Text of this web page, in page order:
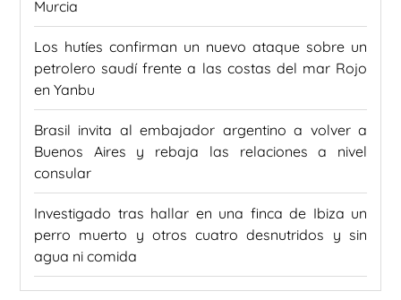
Murcia
Los hutíes confirman un nuevo ataque sobre un
petrolero saudí frente a las costas del mar Rojo
en Yanbu
Brasil invita al embajador argentino a volver a
Buenos Aires y rebaja las relaciones a nivel
consular
Investigado tras hallar en una finca de Ibiza un
perro muerto y otros cuatro desnutridos y sin
agua ni comida